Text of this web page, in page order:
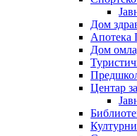
Дом
Апотека
Дом
Центар